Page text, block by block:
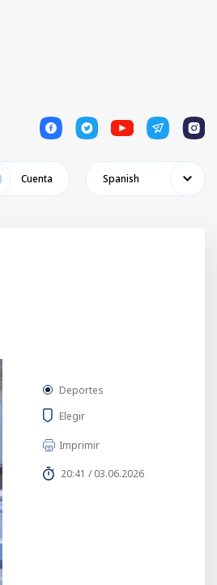
1 1 1 1 1
Cuenta Spanish
Deportes
Elegir
Imprimir
20:41 / 03.06.2026